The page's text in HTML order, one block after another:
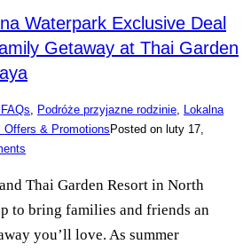
Waterpark Exclusive Deal
Getaway at Thai Garden
Podróże przyjazne rodzinie Lokalna
Offers & PromotionsPosted on luty 17,
Thai Garden Resort in North
to bring families and friends an
you’ll love. As summer